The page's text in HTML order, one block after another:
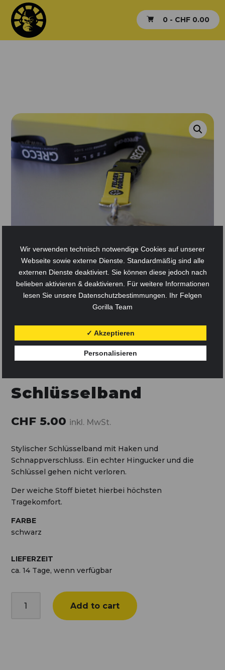
0 - CHF0.00
Schlüsselband
CHF 5.00 inkl. MwSt.
Stylischer Schlüsselband mit Haken und
Schnappverschluss. Ein echter Hingucker und die
Schlüssel gehen nicht verloren.
Der weiche Stoff bietet hierbei höchsten
Tragekomfort.
FARBE
schwarz
LIEFERZEIT
ca. 14 Tage, wenn verfügbar
Schlüsselband
quantity
Add to cart
Wir verwenden technisch notwendige Cookies auf unserer
Webseite sowie externe Dienste. Standardmäßig sind alle
externen Dienste deaktiviert. Sie können diese jedoch nach
belieben aktivieren & deaktivieren. Für weitere Informationen
lesen Sie unsere Datenschutzbestimmungen. Ihr Felgen
Gorilla Team
✓ Akzeptieren
Personalisieren